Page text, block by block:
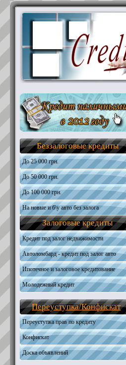
Беззалоговые кредиты
До 25 000 грн.
Общая информация
Требования к кандидатам
Необходимые документы
Получить кредит
До 50 000 грн.
Общая информация
Требования к кандидатам
Необходимые документы
Получить кредит
До 100 000 грн.
Общая информация
Требования к кандидатам
Необходимые документы
Получить кредит
На новые и б\у авто без залога
Общая информация
Требования к кандидатам
Необходимые документы
Получить кредит
Залоговые кредиты
Кредит под залог недвижимости
Автоломбард - кредит под залог авто
Ипотечное и залоговое кредитование
Автокредитование
Кредиты на землю
Наличные под залог
Молодежный кредит
Переуступка/Конфискат
Переуступка прав по кредиту
Конфискат
Доска объявлений